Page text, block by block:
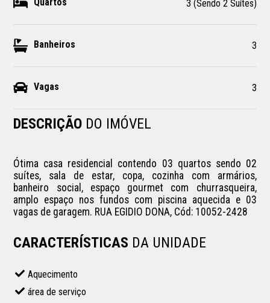
3 (Sendo 2 Suítes)
Banheiros 3
Vagas 3
DESCRIÇÃO DO IMÓVEL
Ótima casa residencial contendo 03 quartos sendo 02
suítes, sala de estar, copa, cozinha com armários,
banheiro social, espaço gourmet com churrasqueira,
amplo espaço nos fundos com piscina aquecida e 03
vagas de garagem. RUA EGIDIO DONA, Cód: 10052-2428
CARACTERÍSTICAS DA UNIDADE
Aquecimento
área de serviço